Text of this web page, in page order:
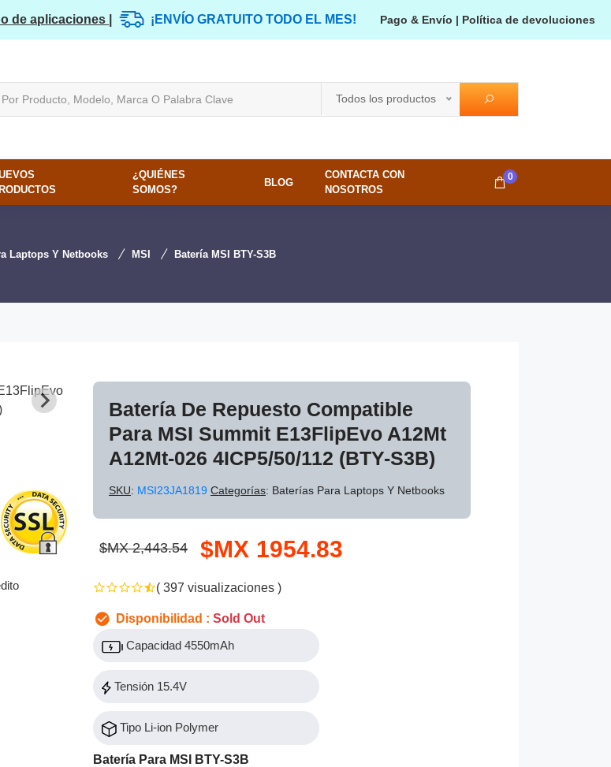
de aplicaciones | ¡ENVÍO GRATUITO TODO EL MES! Pago & Envío | Política de devoluciones
Todos los productos
¿QUIÉNES
SOMOS?
BLOG
CONTACTA CON
NOSOTROS
0
Laptops Y Netbooks MSI Batería MSI BTY-S3B
Batería De Repuesto Compatible
Para MSI Summit E13FlipEvo A12Mt
A12Mt-026 4ICP5/50/112 (BTY-S3B)
SKU: MSI23JA1819 Categorías: Baterías Para Laptops Y Netbooks
$MX 2,443.54 $MX 1954.83
( 397 visualizaciones )
Disponibilidad : Sold Out
Capacidad 4550mAh
Tensión 15.4V
Tipo Li-ion Polymer
Batería Para MSI BTY-S3B